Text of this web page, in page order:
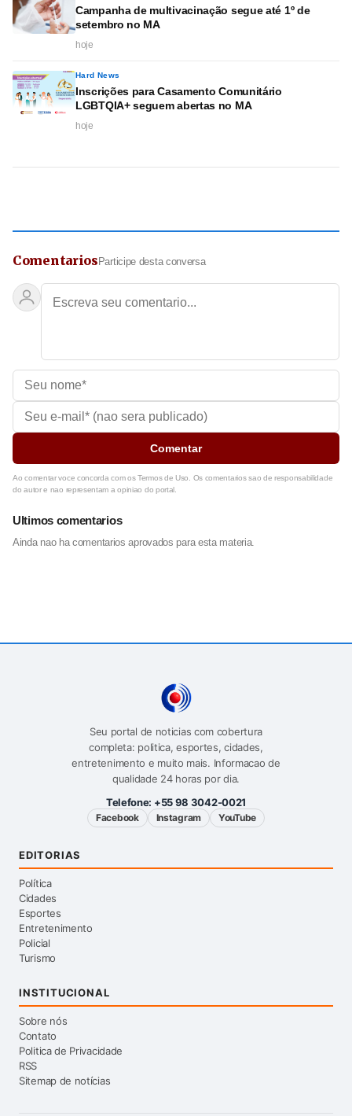
Campanha de multivacinação segue até 1º de
setembro no MA
hoje
Hard News
Inscrições para Casamento Comunitário
LGBTQIA+ seguem abertas no MA
hoje
Comentarios Participe desta conversa
Comentar
Ao comentar voce concorda com os Termos de Uso. Os comentarios sao de responsabilidade
do autor e nao representam a opiniao do portal.
Ultimos comentarios
Ainda nao ha comentarios aprovados para esta materia.
Seu portal de noticias com cobertura
completa: politica, esportes, cidades,
entretenimento e muito mais. Informacao de
qualidade 24 horas por dia.
Telefone: +55 98 3042-0021
Facebook Instagram YouTube
EDITORIAS
Política
Cidades
Esportes
Entretenimento
Policial
Turismo
INSTITUCIONAL
Sobre nós
Contato
Politica de Privacidade
RSS
Sitemap de notícias